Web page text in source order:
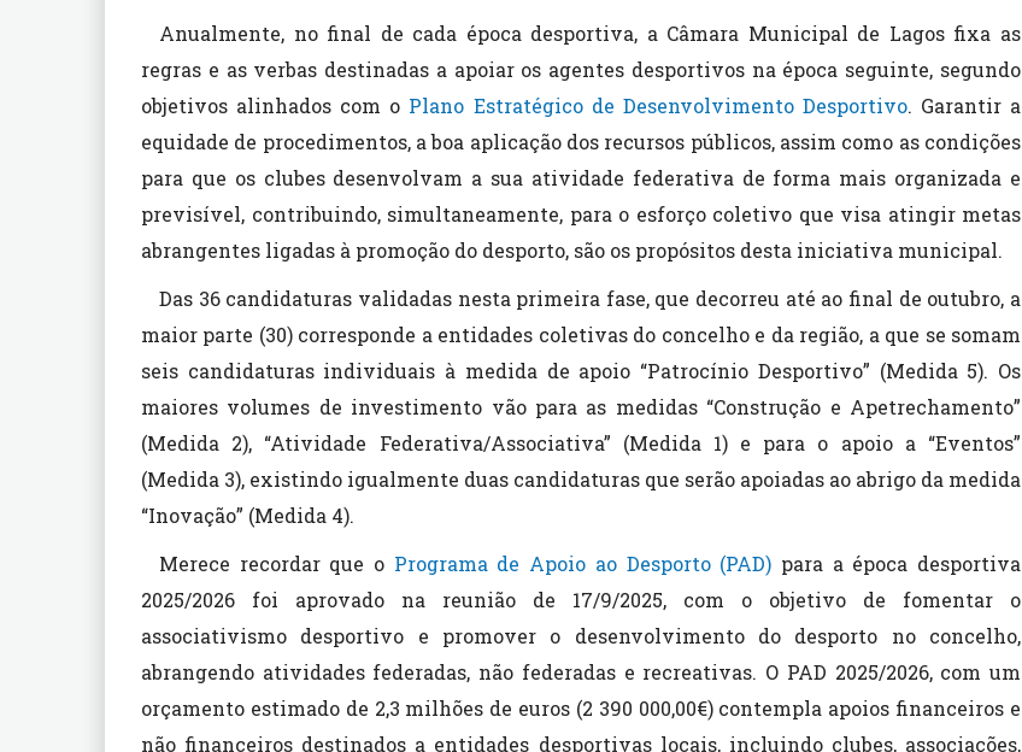
Anualmente, no final de cada época desportiva, a Câmara Municipal de Lagos fixa as
regras e as verbas destinadas a apoiar os agentes desportivos na época seguinte, segundo
objetivos alinhados com o Plano Estratégico de Desenvolvimento Desportivo. Garantir a
equidade de procedimentos, a boa aplicação dos recursos públicos, assim como as condições
para que os clubes desenvolvam a sua atividade federativa de forma mais organizada e
previsível, contribuindo, simultaneamente, para o esforço coletivo que visa atingir metas
abrangentes ligadas à promoção do desporto, são os propósitos desta iniciativa municipal.
Das 36 candidaturas validadas nesta primeira fase, que decorreu até ao final de outubro, a
maior parte (30) corresponde a entidades coletivas do concelho e da região, a que se somam
seis candidaturas individuais à medida de apoio “Patrocínio Desportivo” (Medida 5). Os
maiores volumes de investimento vão para as medidas “Construção e Apetrechamento”
(Medida 2), “Atividade Federativa/Associativa” (Medida 1) e para o apoio a “Eventos”
(Medida 3), existindo igualmente duas candidaturas que serão apoiadas ao abrigo da medida
“Inovação” (Medida 4).
Merece recordar que o Programa de Apoio ao Desporto (PAD) para a época desportiva
2025/2026 foi aprovado na reunião de 17/9/2025, com o objetivo de fomentar o
associativismo desportivo e promover o desenvolvimento do desporto no concelho,
abrangendo atividades federadas, não federadas e recreativas. O PAD 2025/2026, com um
orçamento estimado de 2,3 milhões de euros (2 390 000,00€) contempla apoios financeiros e
não financeiros destinados a entidades desportivas locais, incluindo clubes, associações,